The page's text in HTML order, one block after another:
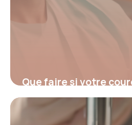
Que faire si votre
tombe : causes et
essentielles